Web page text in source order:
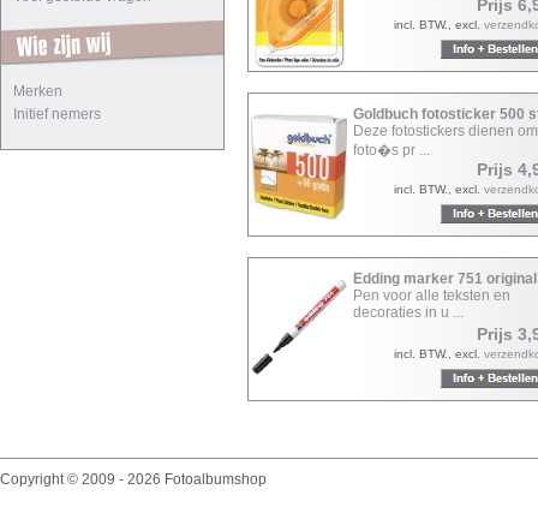
Merken
Initief nemers
Prijs
incl. BTW., excl.
Goldbuch fotosticker 500
Deze fotostickers dienen
foto�s pr ...
Prijs
incl. BTW., excl.
Edding marker 751 original
Pen voor alle teksten en
decoraties in u ...
Prijs
incl. BTW., excl.
Copyright © 2009 - 2026 Fotoalbumshop